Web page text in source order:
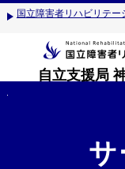
国立障害者リハビリテ
自立支援局
サ